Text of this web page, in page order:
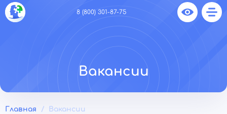
8 (800) 301-87-75
Вакансии
Главная Вакансии